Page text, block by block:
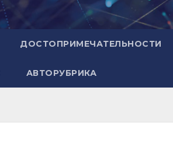
ДОСТОПРИМЕЧАТЕЛЬНОСТИ
АВТОРУБРИКА